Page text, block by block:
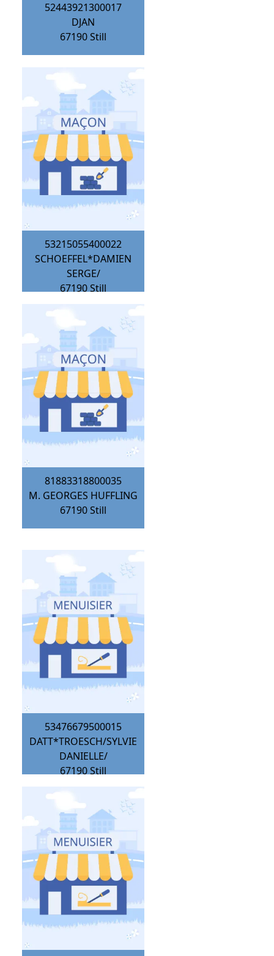
52443921300017
DJAN
67190Still
53215055400022
SCHOEFFEL*DAMIEN
SERGE/
67190Still
81883318800035
M. GEORGES HUFFLING
67190Still
53476679500015
DATT*TROESCH/SYLVIE
DANIELLE/
67190Still